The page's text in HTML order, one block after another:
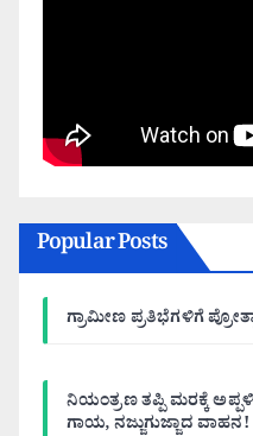
Popular Posts
ಗ್ರಾಮೀಣ ಪ್ರತಿಭೆಗಳಿಗೆ
ನಿಯಂತ್ರಣ ತಪ್ಪಿ ಮರಕ್ಕೆ
ಗಾಯ, ನಜ್ಜುಗುಜ್ಜಾದ ವಾಹನ!